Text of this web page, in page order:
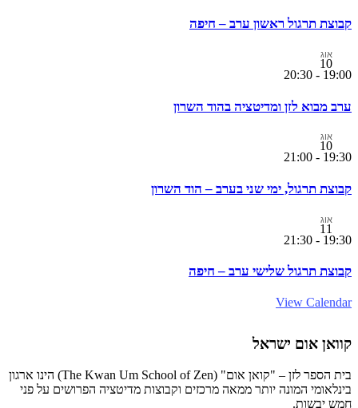
קבוצת תרגול ראשון ערב – חיפה
אוג
10
19:00
-
20:30
ערב מבוא לזן ומדיטציה בהוד השרון
אוג
10
19:30
-
21:00
קבוצת תרגול, ימי שני בערב – הוד השרון
אוג
11
19:30
-
21:30
קבוצת תרגול שלישי ערב – חיפה
View Calendar
קוואן אום ישראל
בית הספר לזן – "קואן אום" (The Kwan Um School of Zen) הינו ארגון
בינלאומי המונה יותר ממאה מרכזים וקבוצות מדיטציה הפרושים על פני
חמש יבשות.